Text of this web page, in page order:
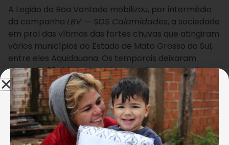
A Legião da Boa Vontade mobilizou, por intermédio
da campanha LBV — SOS Calamidades, a sociedade
em prol das vítimas das fortes chuvas que atingiram
vários municípios do Estado de Mato Grosso do Sul,
entre eles Aquidauana. Os temporais deixaram
cerca de 22 cidades em situação de emergência e
mais de 76 mil pessoas foram afetadas pelas
chuvas.
{glf nid:89516}